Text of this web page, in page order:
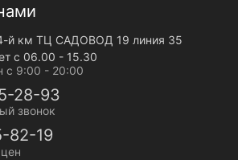
й км ТЦ САДОВОД 19 линия 35
с 06.00 - 15.30
с 9:00 - 20:00
28-93
звонок
82-19